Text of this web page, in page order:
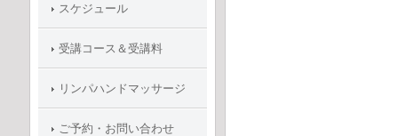
スケジュール
受講コース＆受講料
リンパハンドマッサージ
ご予約・お問い合わせ